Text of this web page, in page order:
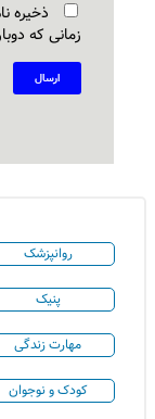
ذخیره
زمانی که
روانپزشک
پنیک
مهارت زندگی
کودک و نوجوان